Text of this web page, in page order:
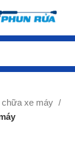
xe máy